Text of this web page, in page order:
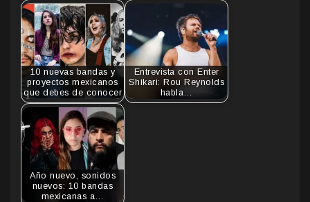
10 nuevas bandas y
proyectos mexicanos
que debes de conocer
Entrevista con Enter
Shikari: Rou Reynolds
habla…
Año nuevo, sonidos
nuevos: 10 bandas
mexicanas a…